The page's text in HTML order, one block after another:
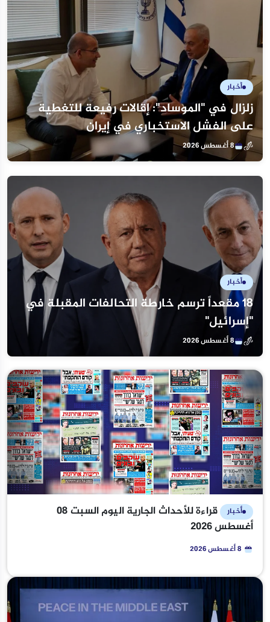
أخبار
زلزال في "الموساد": إقالات رفيعة للتغطية
على الفشل الاستخباري في إيران
8 أغسطس 2026
أخبار
18 مقعداً ترسم خارطة التحالفات المقبلة في
"إسرائيل"
8 أغسطس 2026
أخبار
قراءة للأحداث الجارية اليوم السبت 08
أغسطس 2026
8 أغسطس 2026